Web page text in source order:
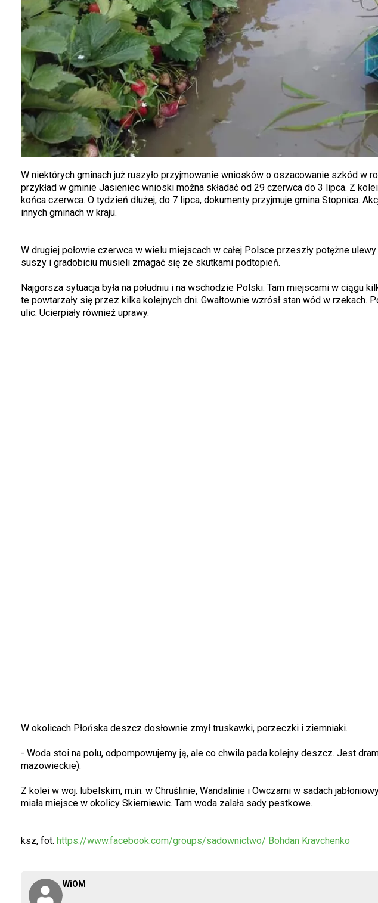
WiOM
W niektórych gminach już ruszyło przyjmowanie wniosków o oszacowanie szkód w
przykład w gminie Jasieniec wnioski można składać od 29 czerwca do 3 lipca. Z
końca czerwca. O tydzień dłużej, do 7 lipca, dokumenty przyjmuje gmina Stopnica.
innych gminach w kraju.
W drugiej połowie czerwca w wielu miejscach w całej Polsce przeszły potężne
suszy i gradobiciu musieli zmagać się ze skutkami podtopień.
Najgorsza sytuacja była na południu i na wschodzie Polski. Tam miejscami w ciągu
te powtarzały się przez kilka kolejnych dni. Gwałtownie wzrósł stan wód w rzekach.
ulic. Ucierpiały również uprawy.
W okolicach Płońska deszcz dosłownie zmył truskawki, porzeczki i ziemniaki.
- Woda stoi na polu, odpompowujemy ją, ale co chwila pada kolejny deszcz. Jest
mazowieckie).
Z kolei w woj. lubelskim, m.in. w Chruślinie, Wandalinie i Owczarni w sadach
miała miejsce w okolicy Skierniewic. Tam woda zalała sady pestkowe.
ksz, fot. https://www.facebook.com/groups/sadownictwo/ Bohdan Kravchenko